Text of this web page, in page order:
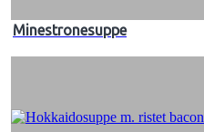
Minestronesuppe